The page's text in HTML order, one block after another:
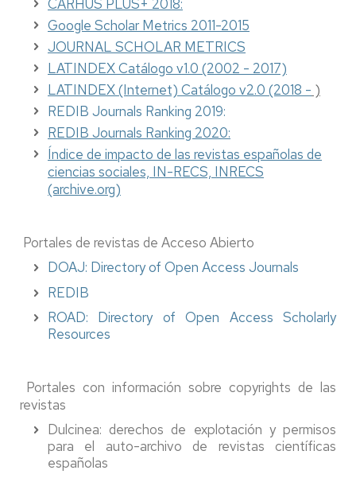
CARHUS PLUS+ 2018:
Google Scholar Metrics 2011-2015
JOURNAL SCHOLAR METRICS
LATINDEX Catálogo v1.0 (2002 - 2017)
LATINDEX (Internet) Catálogo v2.0 (2018 - )
REDIB Journals Ranking 2019:
REDIB Journals Ranking 2020:
Índice de impacto de las revistas españolas de
ciencias sociales, IN-RECS, INRECS
(archive.org)
Portales de revistas de Acceso Abierto
DOAJ: Directory of Open Access Journals
REDIB
ROAD: Directory of Open Access Scholarly
Resources
Portales con información sobre copyrights de las
revistas
Dulcinea: derechos de explotación y permisos
para el auto-archivo de revistas científicas
españolas